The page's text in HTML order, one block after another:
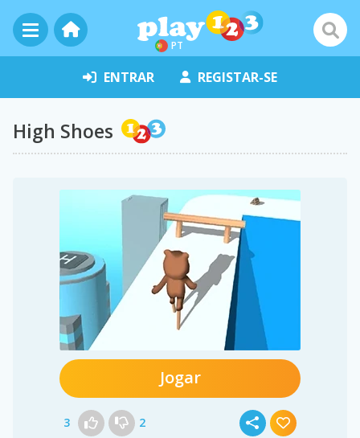
PT
ENTRAR REGISTAR-SE
High Shoes
Jogar
3 2